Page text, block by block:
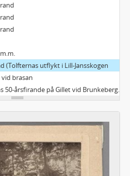
(Tolfternas utflykt i Lill-Jansskogen
vid brasan
årsfirande på Gillet vid Brunkebergstorg